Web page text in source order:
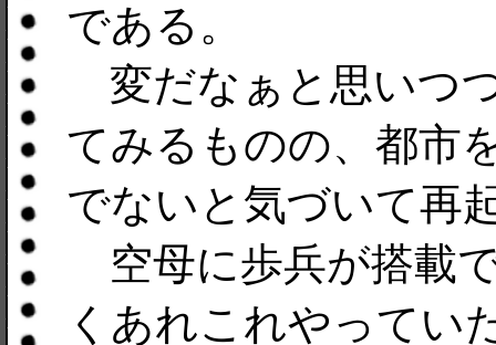
である。
変だなぁと思いつ
てみるものの、都市
でないと気づいて再
空母に歩兵が搭載
くあれこれやってい